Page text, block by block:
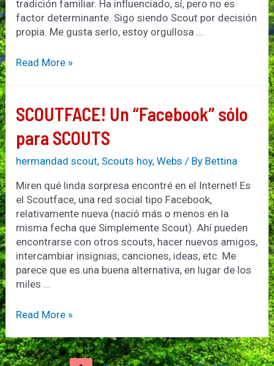
tradición familiar. Ha influenciado, sí, pero no es
factor determinante. Sigo siendo Scout por decisión
propia. Me gusta serlo, estoy orgullosa …
Y
soy
Read More »
SCOUTFACE! Un “Facebook” sólo
para SCOUTS
hermandad scout, Scouts hoy,Webs / By Bettina
Miren qué linda sorpresa encontré en el Internet! Es
el Scoutface, una red social tipo Facebook,
relativamente nueva (nació más o menos en la
misma fecha que Simplemente Scout). Ahí pueden
encontrarse con otros scouts, hacer nuevos amigos,
intercambiar insignias, canciones, ideas, etc. Me
parece que es una buena alternativa, en lugar de los
miles …
SCOUTFACE!
“Facebook”
sólo
Read More »